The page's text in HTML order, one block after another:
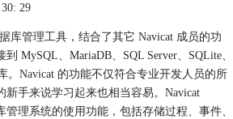
29
库管理工具，结合了其它 Navicat 成员的功
MySQL、MariaDB、SQL Server、SQLite、
。Navicat 的功能不仅符合专业开发人员的所
新手来说学习起来也相当容易。Navicat
管理系统的使用功能，包括存储过程、事件、